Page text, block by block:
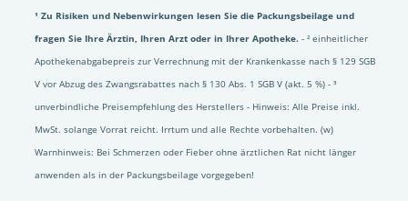
¹ Zu Risiken und Nebenwirkungen lesen Sie die Packungsbeilage und
fragen Sie Ihre Ärztin, Ihren Arzt oder in Ihrer Apotheke. - ² einheitlicher
Apothekenabgabepreis zur Verrechnung mit der Krankenkasse nach § 129 SGB
V vor Abzug des Zwangsrabattes nach § 130 Abs. 1 SGB V (akt. 5 %) - ³
unverbindliche Preisempfehlung des Herstellers - Hinweis: Alle Preise inkl.
MwSt. solange Vorrat reicht. Irrtum und alle Rechte vorbehalten. (w)
Warnhinweis: Bei Schmerzen oder Fieber ohne ärztlichen Rat nicht länger
anwenden als in der Packungsbeilage vorgegeben!